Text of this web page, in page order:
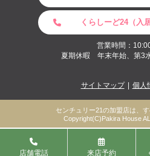
店舗電話 来店予約
くらしーど24（入
営業時間：
夏期休暇 年末年始、第3
サイトマップ 個人
センチュリー21の加盟店は、す
Copyright(C)Pakira House